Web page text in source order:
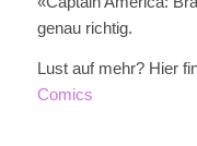
genau richtig.
Lust auf mehr? Hier
Comics